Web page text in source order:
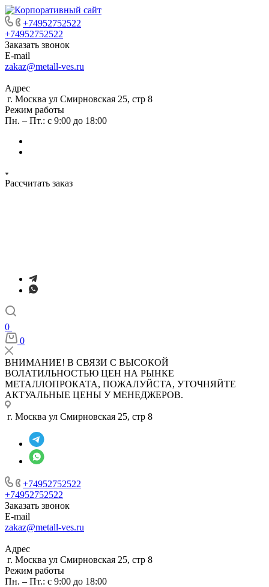
+74952752522
+74952752522
Заказать звонок
E-mail
zakaz@metall-ves.ru
Адрес
г. Москва ул Смирновская 25, стр 8
Режим работы
Пн. – Пт.: с 9:00 до 18:00
Рассчитать заказ
0
0
ВНИМАНИЕ! В СВЯЗИ С ВЫСОКОЙ
ВОЛАТИЛЬНОСТЬЮ ЦЕН НА РЫНКЕ
МЕТАЛЛОПРОКАТА, ПОЖАЛУЙСТА, УТОЧНЯЙТЕ
АКТУАЛЬНЫЕ ЦЕНЫ У МЕНЕДЖЕРОВ.
г. Москва ул Смирновская 25, стр 8
+74952752522
+74952752522
Заказать звонок
E-mail
zakaz@metall-ves.ru
Адрес
г. Москва ул Смирновская 25, стр 8
Режим работы
Пн. – Пт.: с 9:00 до 18:00